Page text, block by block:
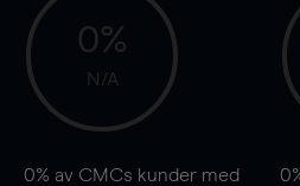
0%
N/A
0% av CMCs kunder med